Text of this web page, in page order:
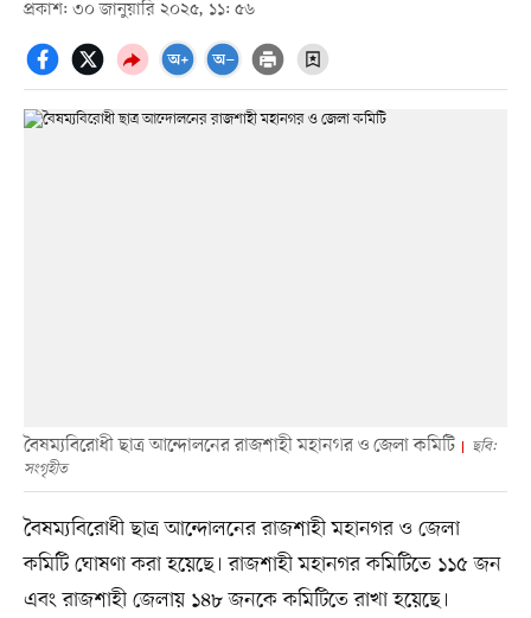
প্রকাশ: ৩০ জানুয়ারি ২০২৫, ১১: ৫৬
বৈষম্যবিরোধী ছাত্র আন্দোলনের রাজশাহী মহানগর ও জেলা কমিটি
ছবি:
সংগৃহীত
বৈষম্যবিরোধী ছাত্র আন্দোলনের রাজশাহী মহানগর ও জেলা
কমিটি ঘোষণা করা হয়েছে। রাজশাহী মহানগর কমিটিতে ১১৫ জন
এবং রাজশাহী জেলায় ১৪৮ জনকে কমিটিতে রাখা হয়েছে।